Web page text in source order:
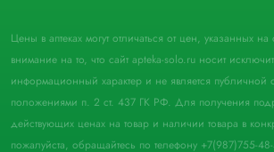
Цены в аптеках могут отличаться от цен, указанных
внимание на то, что сайт apteka-solo.ru носит
информационный характер и не является публичной
положениями п. 2 ст. 437 ГК РФ. Для получения
действующих ценах на товар и наличии товара в
пожалуйста, обращайтесь по телефону